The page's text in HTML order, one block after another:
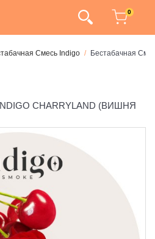
0
Смесь Indigo Бестабачная
CHARRYLAND (ВИШНЯ